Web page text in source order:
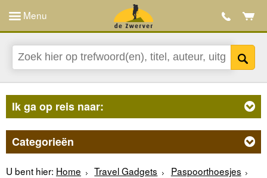
Menu
Ik ga op reis naar:
Categorieën
U bent hier: Home Travel Gadgets Paspoorthoesjes